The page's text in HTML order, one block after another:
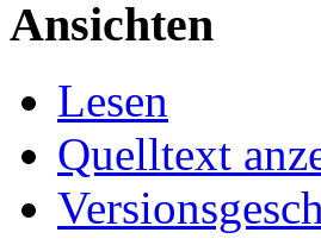
Ansichten
Lesen
Quelltext